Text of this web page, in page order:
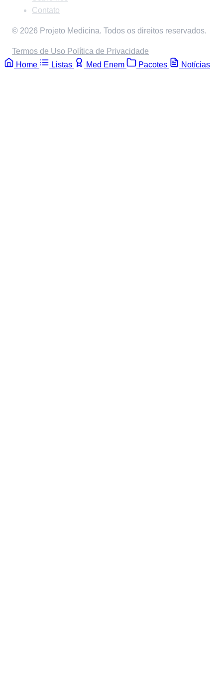
Contato
© 2026 Projeto Medicina. Todos os direitos reservados.
Termos de Uso Política de Privacidade
Home
Listas Med Enem Pacotes Notícias